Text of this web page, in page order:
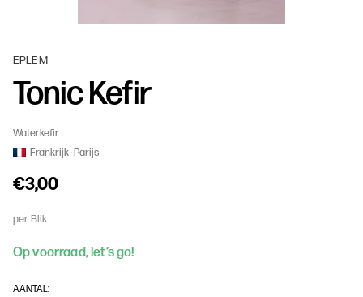
EPLEM
Tonic Kefir
Waterkefir
Frankrijk Parijs
€3,00
per Blik
Op voorraad, let’s go!
AANTAL: